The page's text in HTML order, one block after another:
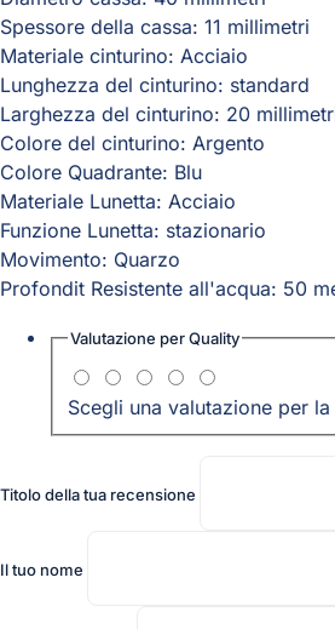
Spessore della cassa: 11 millimetri
Materiale cinturino: Acciaio
Lunghezza del cinturino: standard
Larghezza del cinturino: 20
Colore del cinturino: Argento
Colore Quadrante: Blu
Materiale Lunetta: Acciaio
Funzione Lunetta: stazionario
Movimento: Quarzo
Profondit Resistente all'acqua: 50
Valutazione perQuality
Scegli una valutazione per
Titolo della tua recensione
Il tuo nome